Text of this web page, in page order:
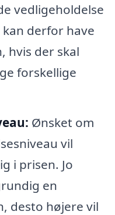
vedligeholdelse
derfor have
hvis der skal
forskellige
Ønsket om
vil
i prisen. Jo
en
desto højere vil